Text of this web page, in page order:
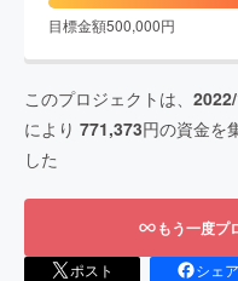
目標金額500,000円
このプロジェクトは、
により 771,373円の資金を
した
もう一度プ
ポスト シェア